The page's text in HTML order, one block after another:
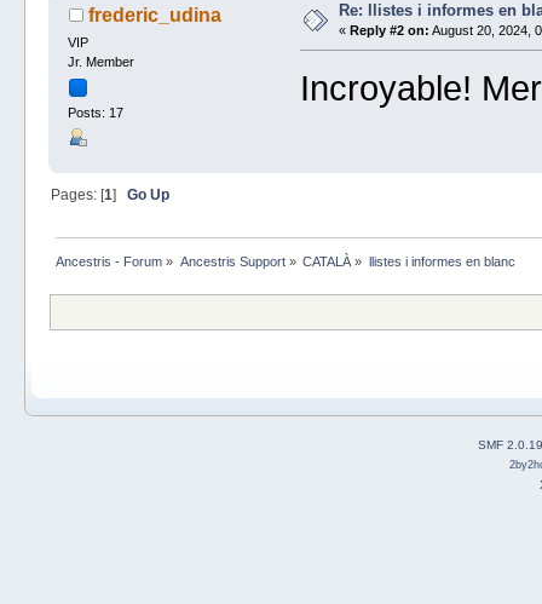
frederic_udina
VIP
Jr. Member
Posts: 17
Re: llistes i informes en
« Reply #2 on: August 20, 2024,
Incroyable!
Pages: [1] Go Up
Ancestris - Forum » Ancestris Support» CATALÀ » llistes i informes en blanc
SMF 2.0.19